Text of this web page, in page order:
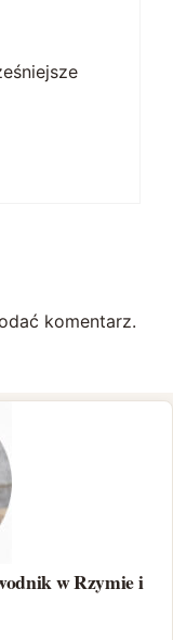
komentarz.
w Rzymie i